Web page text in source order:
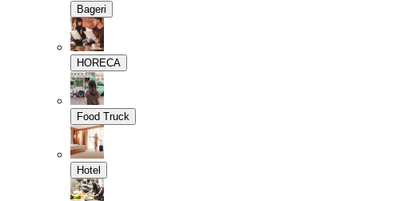
Bageri
HORECA
Food Truck
Hotel